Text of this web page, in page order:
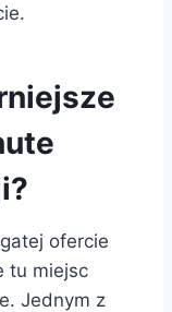
ofercie
tu miejsc
Jednym z